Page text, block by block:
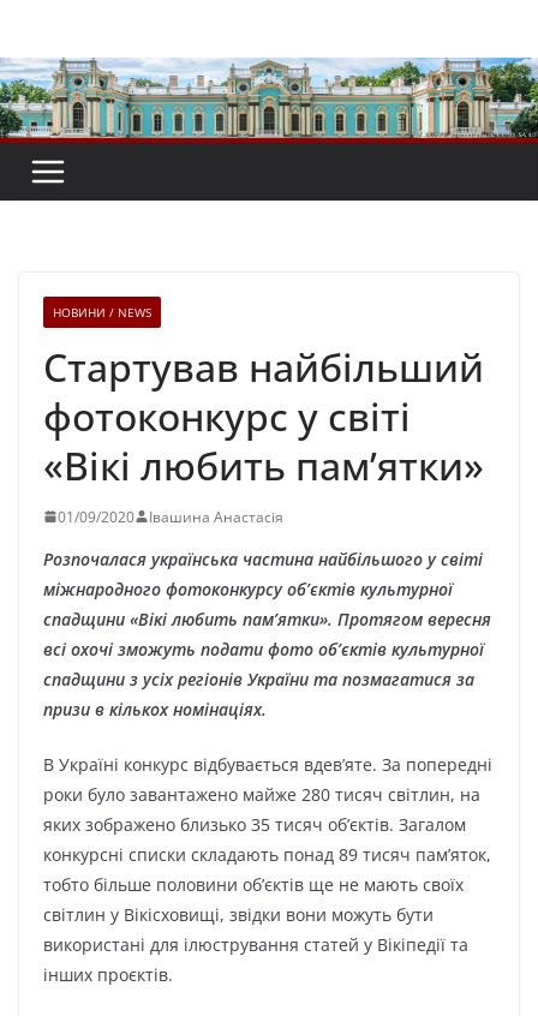
вмісту
НОВИНИ / NEWS
Стартував найбільший
фотоконкурс у світі
«Вікі любить пам’ятки»
01/09/2020 Івашина Анастасія
Розпочалася українська частина найбільшого у світі
міжнародного фотоконкурсу об’єктів культурної
спадщини «Вікі любить пам’ятки». Протягом вересня
всі охочі зможуть подати фото об’єктів культурної
спадщини з усіх регіонів України та позмагатися за
призи в кількох номінаціях.
В Україні конкурс відбувається вдев’яте. За попередні
роки було завантажено майже 280 тисяч світлин, на
яких зображено близько 35 тисяч об’єктів. Загалом
конкурсні списки складають понад 89 тисяч пам’яток,
тобто більше половини об’єктів ще не мають своїх
світлин у Вікісховищі, звідки вони можуть бути
використані для ілюстрування статей у Вікіпедії та
інших проєктів.